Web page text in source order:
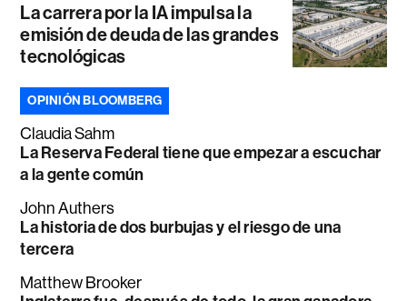
La carrera por la IA impulsa la
emisión de deuda de las grandes
tecnológicas
OPINIÓN BLOOMBERG
Claudia Sahm
La Reserva Federal tiene que empezar a escuchar
a la gente común
John Authers
La historia de dos burbujas y el riesgo de una
tercera
Matthew Brooker